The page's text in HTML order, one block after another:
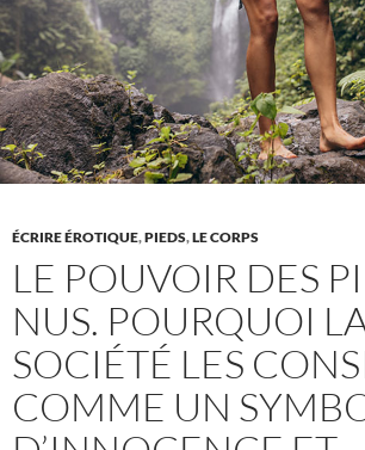
contre
les
symptômes
menstruels
ÉCRIRE ÉROTIQUE,PIEDS,LE CORPS
LE POUVOIR DES
NUS. POURQUOI
SOCIÉTÉ LES
COMME UN